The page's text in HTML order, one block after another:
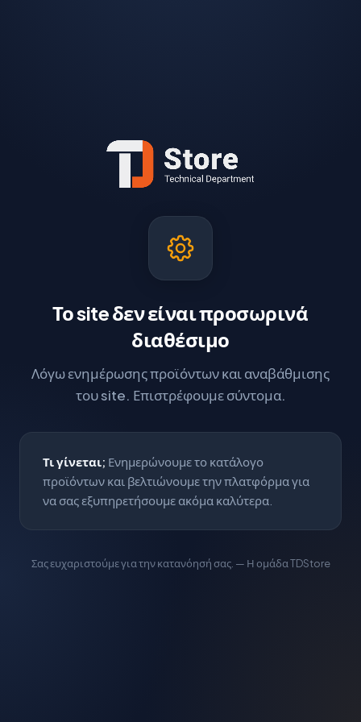
Το site δεν είναι προσωρινά
διαθέσιμο
Λόγω ενημέρωσης προϊόντων και αναβάθμισης
του site. Επιστρέφουμε σύντομα.
Τι γίνεται; Ενημερώνουμε το κατάλογο
προϊόντων και βελτιώνουμε την πλατφόρμα για
να σας εξυπηρετήσουμε ακόμα καλύτερα.
Σας ευχαριστούμε για την κατανόησή σας. — Η ομάδα TDStore